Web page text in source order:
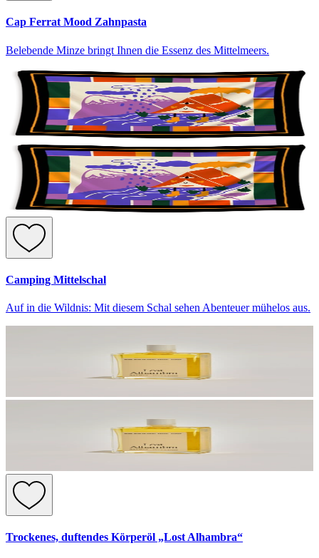
Cap Ferrat Mood Zahnpasta
Belebende Minze bringt Ihnen die Essenz des Mittelmeers.
Camping Mittelschal
Auf in die Wildnis: Mit diesem Schal sehen Abenteuer mühelos aus.
Trockenes, duftendes Körperöl „Lost Alhambra“